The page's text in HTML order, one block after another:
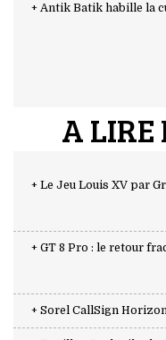
+ Antik Batik habille la
A LIRE
+ Le Jeu Louis XV par
+ GT 8 Pro : le retour
+ Sorel CallSign